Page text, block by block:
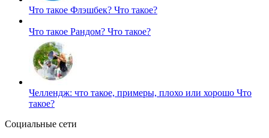
Что такое Флэшбек? Что такое?
Что такое Рандом? Что такое?
Челлендж: что такое, примеры, плохо или хорошо Что
такое?
Социальные сети